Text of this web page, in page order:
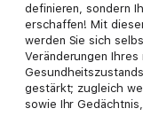
definieren, sondern
erschaffen! Mit
werden Sie sich
Veränderungen
gestärkt; zugleich
sowie Ihr